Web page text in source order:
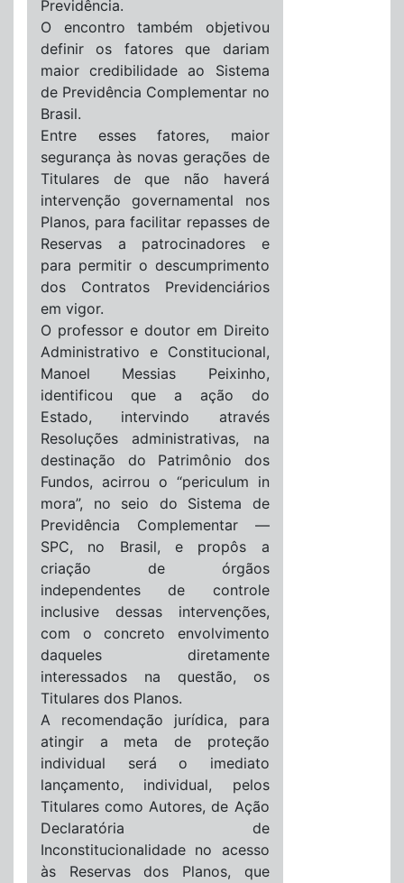
Previdência.
O encontro também objetivou
definir os fatores que dariam
maior credibilidade ao Sistema
de Previdência Complementar no
Brasil.
Entre esses fatores, maior
segurança às novas gerações de
Titulares de que não haverá
intervenção governamental nos
Planos, para facilitar repasses de
Reservas a patrocinadores e
para permitir o descumprimento
dos Contratos Previdenciários
em vigor.
O professor e doutor em Direito
Administrativo e Constitucional,
Manoel Messias Peixinho,
identificou que a ação do
Estado, intervindo através
Resoluções administrativas, na
destinação do Patrimônio dos
Fundos, acirrou o “periculum in
mora”, no seio do Sistema de
Previdência Complementar —
SPC, no Brasil, e propôs a
criação de órgãos
independentes de controle
inclusive dessas intervenções,
com o concreto envolvimento
daqueles diretamente
interessados na questão, os
Titulares dos Planos.
A recomendação jurídica, para
atingir a meta de proteção
individual será o imediato
lançamento, individual, pelos
Titulares como Autores, de Ação
Declaratória de
Inconstitucionalidade no acesso
às Reservas dos Planos, que